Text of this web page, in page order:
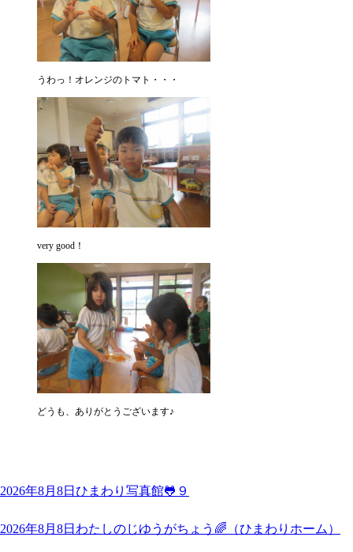
うわっ！オレンジのトマト・・・
very good！
どうも、ありがとうございます♪
2026年8月8日 ひまわり写真館🐸９
2026年8月8日 わたしのじゆうがちょう🌈（ひまわりホーム）